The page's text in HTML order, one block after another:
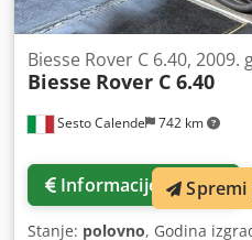
Sesto Calende 742 km
Biesse Rover C 6.40, 2009.
Biesse Rover C 6.40
Informacije o cijeni
Stanje: polovno, Godina